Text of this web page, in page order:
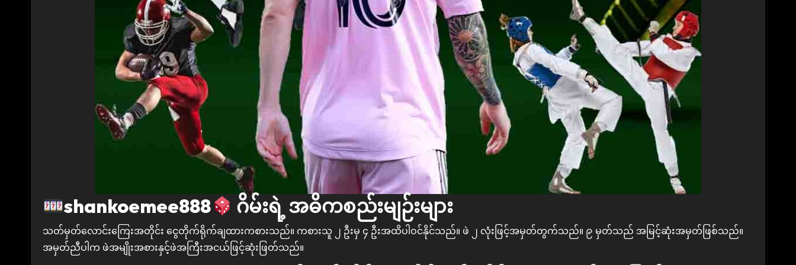
shankoemee888 ဂိမ်းရဲ့ အဓိကစည်းမျဉ်းများ
သတ်မှတ်လောင်းကြေးအတိုင်း ငွေတိုက်ရိုက်ချထားကစားသည်။ ကစားသူ ၂ ဦးမှ ၄ ဦးအထိပါဝင်နိုင်သည်။ ဖဲ ၂ လုံးဖြင့်အမှတ်တွက်သည်။ ၉ မှတ်သည် အမြင့်ဆုံးအမှတ်ဖြစ်သည်။
အမှတ်ညီပါက ဖဲအမျိုးအစားနှင့်ဖဲအကြီးအငယ်ဖြင့်ဆုံးဖြတ်သည်။